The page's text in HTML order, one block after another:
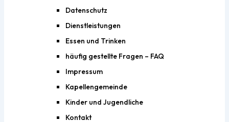
Datenschutz
Dienstleistungen
Essen und Trinken
häufig gestellte Fragen – FAQ
Impressum
Kapellengemeinde
Kinder und Jugendliche
Kontakt